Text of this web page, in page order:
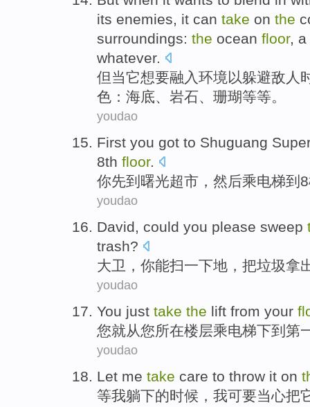
its enemies, it can take on the
surroundings: the ocean floor, a
whatever.
但当它想要融入环境以躲避敌人
色 ： 海底、 岩石、珊瑚等等。
youdao
First you got to Shuguang
8th floor.
你先到 曙光超市 ， 然后乘电梯到 8
youdao
David, could you please sweep
trash?
大卫，你能扫一下地，把垃圾拿
youdao
You just take the lift from your
您就从您所在楼层乘电梯下到 第
youdao
Let me take care to throw it on
等我躺下的时候， 我可要当心把